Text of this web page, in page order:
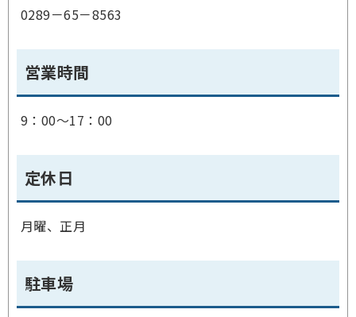
0289－65－8563
営業時間
9：00～17：00
定休日
月曜、正月
駐車場